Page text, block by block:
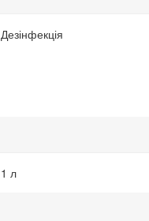
Дезінфекція
1 л